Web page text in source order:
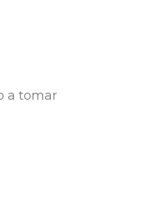
a tomar